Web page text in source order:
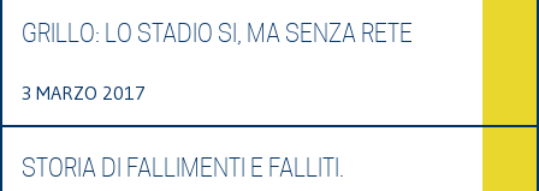
GRILLO: LO STADIO SI, MA SENZA RETE
3 MARZO 2017
STORIA DI FALLIMENTI E FALLITI.